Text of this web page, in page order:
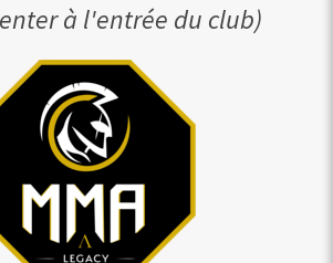
à l'entrée du club)